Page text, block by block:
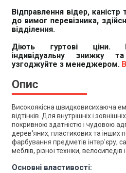
Відправлення відер, каністр
до вимог перевізника,
відділення.
Діють гуртові ціни.
індивідуальну знижку
узгоджуйте з менеджером.
Опис
Високоякісна швидковисихаюча
відтінків. Для внутрішніх і
покривною здатністю і чудовою
дерев'яних, пластикових та інших
фарбування предметів інтер'єру,
меблів, різної техніки, велосипедів і
Основні властивості: